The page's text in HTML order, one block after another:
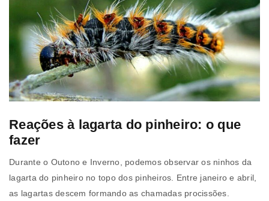
Reações à lagarta do pinheiro: o que
fazer
Durante o Outono e Inverno, podemos observar os ninhos da
lagarta do pinheiro no topo dos pinheiros. Entre janeiro e abril,
as lagartas descem formando as chamadas procissões.